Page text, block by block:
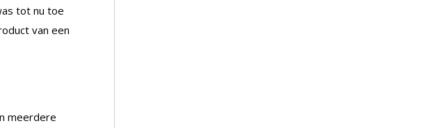
tot nu toe
van een
meerdere